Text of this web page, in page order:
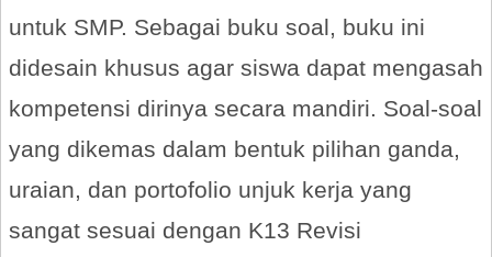
untuk SMP. Sebagai buku soal, buku ini
didesain khusus agar siswa dapat mengasah
kompetensi dirinya secara mandiri. Soal-soal
yang dikemas dalam bentuk pilihan ganda,
uraian, dan portofolio unjuk kerja yang
sangat sesuai dengan K13 Revisi